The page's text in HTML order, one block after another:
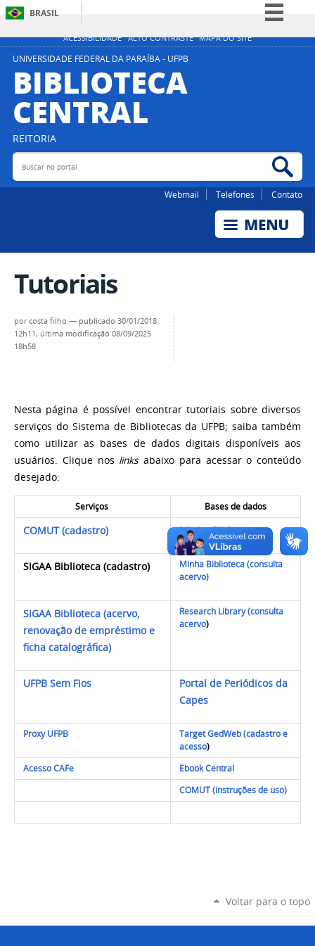
ACESSIBILIDADE ALTO CONTRASTE MAPA DO SITE
BRASIL
Simplifique!
UNIVERSIDADE FEDERAL DA PARAÍBA - UFPB
BIBLIOTECA
CENTRAL
REITORIA
Buscar no portal
Webmail Telefones Contato
Tutoriais
porcosta filho — publicado 30/01/2018
12h11, última modificação 08/09/2025
18h58
Nesta página é possível encontrar tutoriais sobre diversos
serviços do Sistema de Bibliotecas da UFPB; saiba também
como utilizar as bases de dados digitais disponíveis aos
usuários. Clique nos linksabaixo para acessar o conteúdo
desejado:
Serviços Bases de dados
COMUT (cadastro) Minha Biblioteca
SIGAA Biblioteca (cadastro)
Minha Biblioteca (consulta
acervo)
SIGAA Biblioteca (acervo,
renovação de empréstimo e
ficha catalográfica)
Research Library (consulta
acervo)
UFPB Sem Fios
Portal de Periódicos da
Capes
Proxy UFPB
Target GedWeb (cadastro e
acesso)
Acesso CAFe
Ebook Central
COMUT (instruções de uso)
Voltar para o topo